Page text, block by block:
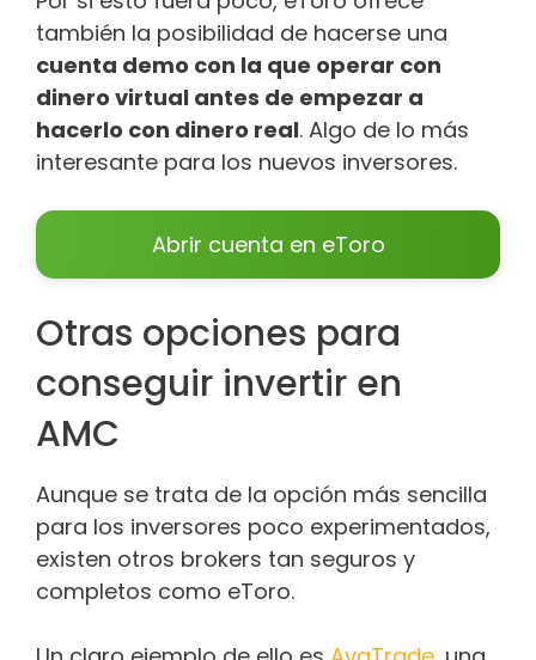
también la posibilidad de hacerse una
cuenta demo con la que operar con
dinero virtual antes de empezar a
hacerlo con dinero real. Algo de lo más
interesante para los nuevos inversores.
Abrir cuenta en eToro
Otras opciones para
conseguir invertir en
AMC
Aunque se trata de la opción más sencilla
para los inversores poco experimentados,
existen otros brokers tan seguros y
completos como eToro.